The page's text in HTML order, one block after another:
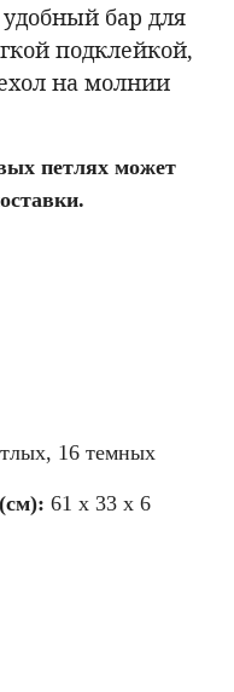
бар для
подклейкой,
на молнии
петлях может
16 темных
61 х 33 х 6